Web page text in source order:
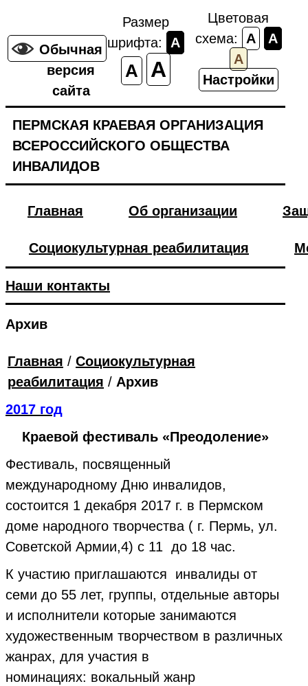
Обычная
версия
сайта
Размер
шрифта:
A
A A
Цветовая
схема:
A
A
A
Настройки
ПЕРМСКАЯ КРАЕВАЯ ОРГАНИЗАЦИЯ
ВСЕРОССИЙСКОГО ОБЩЕСТВА
ИНВАЛИДОВ
Главная Об организации
Социокультурная реабилитация
Наши контакты
Архив
Главная / Социокультурная
реабилитация / Архив
2017 год
Краевой фестиваль «Преодоление»
Фестиваль, посвященный
международному Дню инвалидов,
состоится 1 декабря 2017 г. в Пермском
доме народного творчества ( г. Пермь, ул.
Советской Армии,4) с 11 до 18 час.
К участию приглашаются инвалиды от
семи до 55 лет, группы, отдельные авторы
и исполнители которые занимаются
художественным творчеством в различных
жанрах, для участия в
номинациях: вокальный жанр